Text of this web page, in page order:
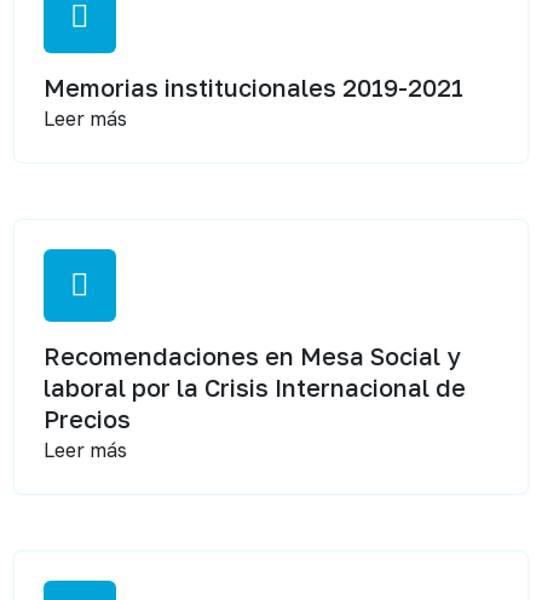
Memorias institucionales 2019-2021
Leer más
Recomendaciones en Mesa Social y
laboral por la Crisis Internacional de
Precios
Leer más